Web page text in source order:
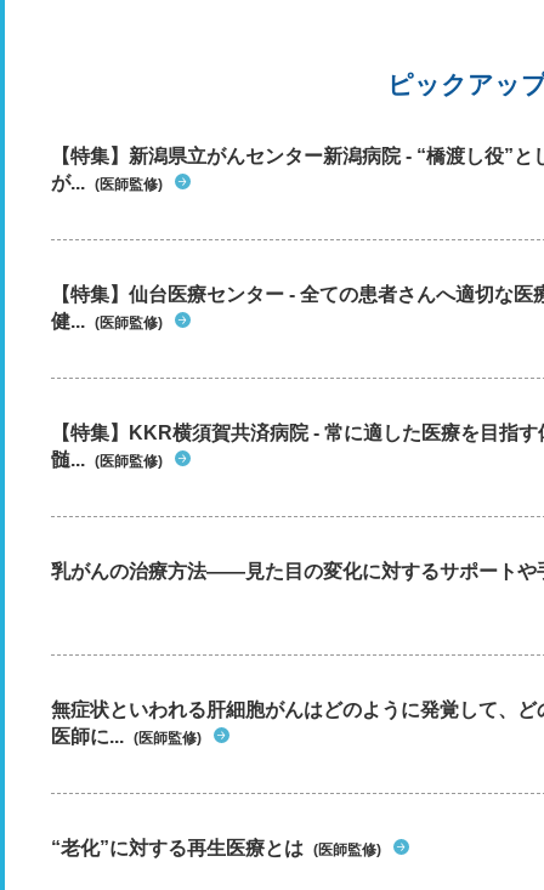
ピックアッ
【特集】新潟県立がんセンター新潟病院 - “橋渡し役”
が... (医師監修)
【特集】仙台医療センター - 全ての患者さんへ適切な
健... (医師監修)
【特集】KKR横須賀共済病院 - 常に適した医療を目指
髄... (医師監修)
乳がんの治療方法――見た目の変化に対するサポートや
無症状といわれる肝細胞がんはどのように発覚して、
医師に... (医師監修)
“老化”に対する再生医療とは (医師監修)